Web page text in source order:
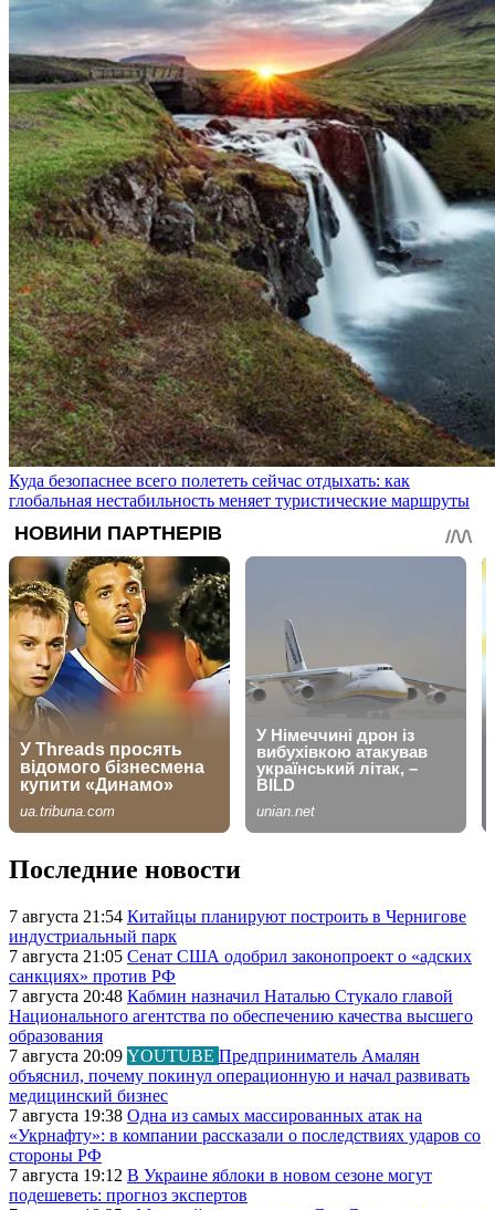
Куда безопаснее всего полететь сейчас отдыхать: как
глобальная нестабильность меняет туристические маршруты
Последние новости
7 августа 21:54 Китайцы планируют построить в Чернигове
индустриальный парк
7 августа 21:05 Сенат США одобрил законопроект о «адских
санкциях» против РФ
7 августа 20:48 Кабмин назначил Наталью Стукало главой
Национального агентства по обеспечению качества высшего
образования
7 августа 20:09 YOUTUBE Предприниматель Амалян
объяснил, почему покинул операционную и начал развивать
медицинский бизнес
7 августа 19:38 Одна из самых массированных атак на
«Укрнафту»: в компании рассказали о последствиях ударов со
стороны РФ
7 августа 19:12 В Украине яблоки в новом сезоне могут
подешеветь: прогноз экспертов